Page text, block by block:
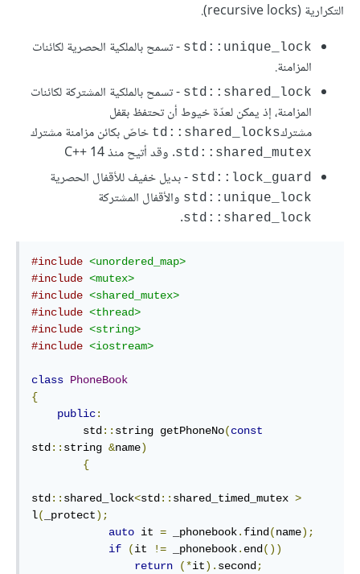
التكرارية (recursive locks).
std::unique_lock - تسمح بالملكية الحصرية لكائنات
المزامنة.
std::shared_lock - تسمح بالملكية المشتركة لكائنات
المزامنة، إذ يمكن لعدّة خيوط أن تحتفظ بقفل
مشتركtd::shared_locks خاصّ بكائن مزامنة مشترك
std::shared_mutex. وقد أتيح منذ C++‎ 14
std::lock_guard - بديل خفيف للأقفال الحصرية
std::unique_lock والأقفال المشتركة
std::shared_lock
.
#include <unordered_map>
#include <mutex>
#include <shared_mutex>
#include <thread>
#include <string>
#include <iostream>
class PhoneBook
{
public:
        std
:: string getPhoneNo(const
std:: string &name)
{
std:: shared_lock<std:: shared_timed_mutex >
l( _protect);
auto it = _phonebook. find(name);
if
(it != _phonebook. end())
return
(*it). second;